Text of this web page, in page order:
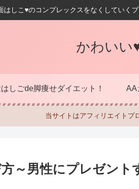
はしこ♥のコンプレックスをなくしていく
かわいい
しごde脚痩せダイエット！ AA
当サイトはアフィリエイトプ
～男性にプレゼント